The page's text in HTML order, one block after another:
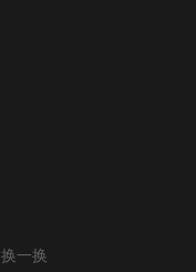
换一换